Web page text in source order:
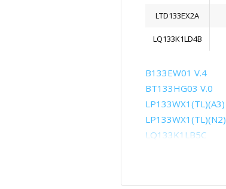
LTD133EX2A
LQ133K1LD4B
B133EW01 V.4
BT133HG03 V.0
LP133WX1(TL)(A3)
LP133WX1(TL)(N2)
LQ133K1LB5C